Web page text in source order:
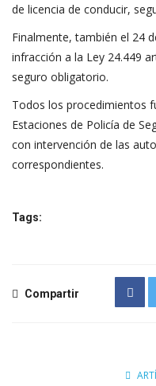
de licencia de conducir,
Finalmente, también el 24
infracción a la Ley 24.449
seguro obligatorio.
Todos los procedimientos
Estaciones de Policía de
con intervención de las
correspondientes.
Tags:
Compartir